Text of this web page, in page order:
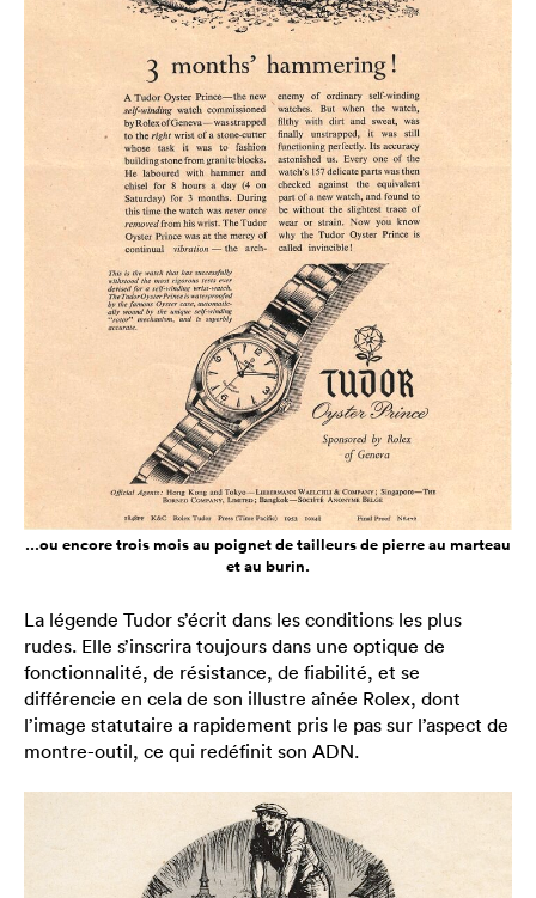
...ou encore trois mois au poignet de tailleurs de pierre au marteau
et au burin.
La légende Tudor s’écrit dans les conditions les plus
rudes. Elle s’inscrira toujours dans une optique de
fonctionnalité, de résistance, de fiabilité, et se
différencie en cela de son illustre aînée Rolex, dont
l’image statutaire a rapidement pris le pas sur l’aspect de
montre-outil, ce qui redéfinit son ADN.